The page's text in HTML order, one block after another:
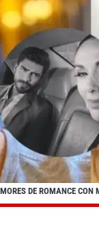
DE ROMANCE